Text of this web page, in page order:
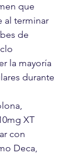
que
al terminar
de
la mayoría
durante
XT
con
Deca,